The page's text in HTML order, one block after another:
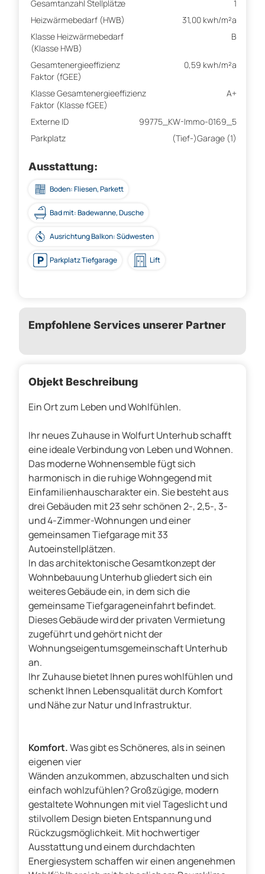
Gesamtanzahl Stellplätze
1
Heizwärmebedarf (HWB)
31,00 kwh/m²a
Klasse Heizwärmebedarf
(Klasse HWB)
B
Gesamtenergieeffizienz
Faktor (fGEE)
0,59 kwh/m²a
Klasse Gesamtenergieeffizienz
Faktor (Klasse fGEE)
A+
Externe ID
99775_KW-Immo-0169_5
Parkplatz
(Tief-)Garage (1)
Ausstattung:
Boden: Fliesen, Parkett
Bad mit: Badewanne, Dusche
Ausrichtung Balkon: Südwesten
Parkplatz Tiefgarage Lift
Empfohlene Services unserer Partner
Objekt Beschreibung
Ein Ort zum Leben und Wohlfühlen.
Ihr neues Zuhause in Wolfurt Unterhub schafft
eine ideale Verbindung von Leben und Wohnen.
Das moderne Wohnensemble fügt sich
harmonisch in die ruhige Wohngegend mit
Einfamilienhauscharakter ein. Sie besteht aus
drei Gebäuden mit 23 sehr schönen 2-, 2,5-, 3-
und 4-Zimmer-Wohnungen und einer
gemeinsamen Tiefgarage mit 33
Autoeinstellplätzen.
In das architektonische Gesamtkonzept der
Wohnbebauung Unterhub gliedert sich ein
weiteres Gebäude ein, in dem sich die
gemeinsame Tiefgarageneinfahrt befindet.
Dieses Gebäude wird der privaten Vermietung
zugeführt und gehört nicht der
Wohnungseigentumsgemeinschaft Unterhub
an.
Ihr Zuhause bietet Ihnen pures wohlfühlen und
schenkt Ihnen Lebensqualität durch Komfort
und Nähe zur Natur und Infrastruktur.
Komfort.Was gibt es Schöneres, als in seinen
eigenen vier
Wänden anzukommen, abzuschalten und sich
einfach wohlzufühlen? Großzügige, modern
gestaltete Wohnungen mit viel Tageslicht und
stilvollem Design bieten Entspannung und
Rückzugsmöglichkeit. Mit hochwertiger
Ausstattung und einem durchdachten
Energiesystem schaffen wir einen angenehmen